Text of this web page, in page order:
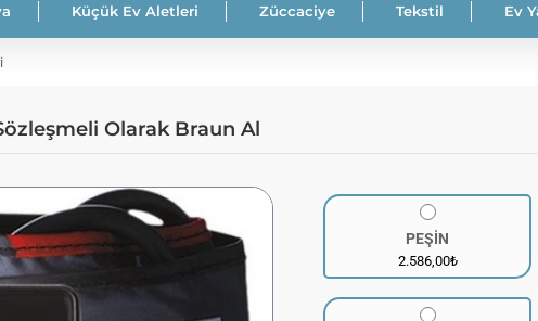
Küçük Ev Aletleri Züccaciye Tekstil Ev
Olarak Braun Al
PEŞİN
2.586,00₺